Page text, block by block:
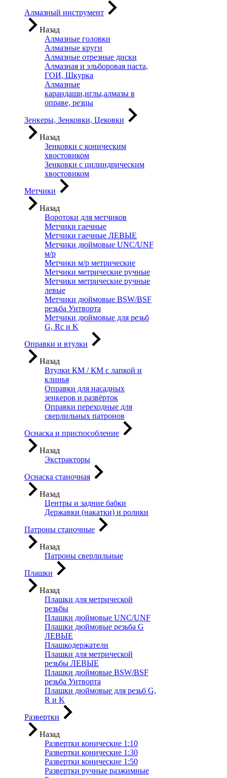
Алмазный инструмент
Назад
Алмазные головки
Алмазные круги
Алмазные отрезные диски
Алмазная и эльборовая паста,
ГОИ, Шкурка
Алмазные
карандаши,иглы,алмазы в
оправе, резцы
Зенкеры, Зенковки, Цековки
Назад
Зенковки с коническим
хвостовиком
Зенковки с цилиндрическим
хвостовиком
Метчики
Назад
Воротоки для метчиков
Метчики гаечные
Метчики гаечные ЛЕВЫЕ
Метчики дюймовые UNC/UNF
м/р
Метчики м/р метрические
Метчики метрические ручные
Метчики метрические ручные
левые
Метчики дюймовые BSW/BSF
резьба Уитворта
Метчики дюймовые для резьб
G, Rc и K
Оправки и втулки
Назад
Втулки КМ / КМ с лапкой и
клинья
Оправки для насадных
зенкеров и развёрток
Оправки переходные для
сверлильных патронов
Оснаска и приспособление
Назад
Экстракторы
Оснаска станочная
Назад
Центры и задние бабки
Державки (накатки) и ролики
Патроны станочные
Назад
Патроны сверлильные
Плашки
Назад
Плашки для метрической
резьбы
Плашки дюймовые UNC/UNF
Плашки дюймовые резьба G
ЛЕВЫЕ
Плашкодержатели
Плашки для метрической
резьбы ЛЕВЫЕ
Плашки дюймовые BSW/BSF
резьба Уитворта
Плашки дюймовые для резьб G,
R и K
Развертки
Назад
Развертки конические 1:10
Развертки конические 1:30
Развертки конические 1:50
Развертки ручные разжимные